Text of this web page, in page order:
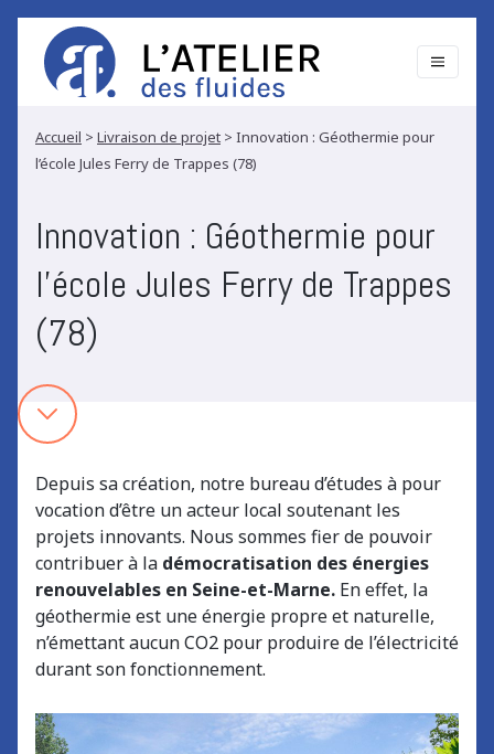
Accueil > Livraison de projet > Innovation : Géothermie pour
l’école Jules Ferry de Trappes (78)
Innovation : Géothermie pour
l’école Jules Ferry de Trappes
(78)
Depuis sa création, notre bureau d’études à pour
vocation d’être un acteur local soutenant les
projets innovants. Nous sommes fier de pouvoir
contribuer à la démocratisation des énergies
renouvelables en Seine-et-Marne. En effet, la
géothermie est une énergie propre et naturelle,
n’émettant aucunCO2 pour produire de l’électricité
durant son fonctionnement.